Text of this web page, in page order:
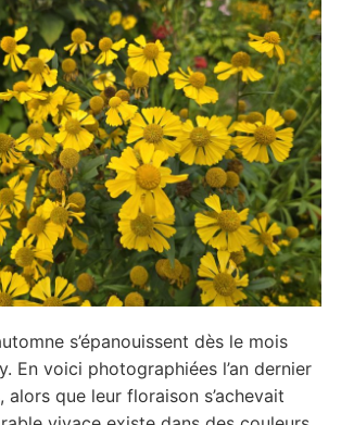
s’épanouissent dès le mois
En voici photographiées l’an dernier
alors que leur floraison s’achevait